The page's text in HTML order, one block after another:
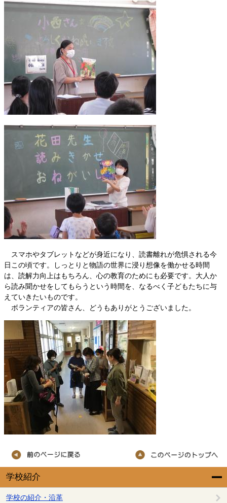
学校紹介
学校の紹介・沿革
スマホやタブレットなどが身近になり、読書離れが危惧される今
日この頃です。しっとりと物語の世界に浸り想像を働かせる時間
は、読解力向上はもちろん、心の教育のためにも必要です。大人か
ら読み聞かせをしてもらうという時間を、なるべく子どもたちに与
えていきたいものです。
ボランティアの皆さん、どうもありがとうございました。